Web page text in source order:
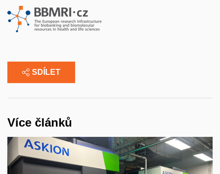
SDÍLET
Více článků